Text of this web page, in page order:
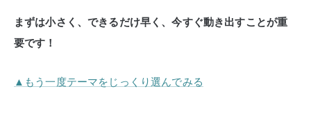
まずは小さく、できるだけ早く、今すぐ動き出すことが重
要です！
▲もう一度テーマをじっくり選んでみる